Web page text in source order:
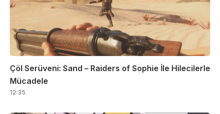
Çöl Serüveni: Sand – Raiders of Sophie İle Hilecilerle
Mücadele
12:35